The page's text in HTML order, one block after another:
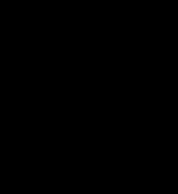
et